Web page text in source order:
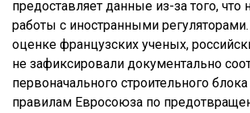
предоставляет данные из-за того, что
работы с иностранными
оценке французских ученых,
не зафиксировали документально
первоначального строительного
правилам Евросоюза по